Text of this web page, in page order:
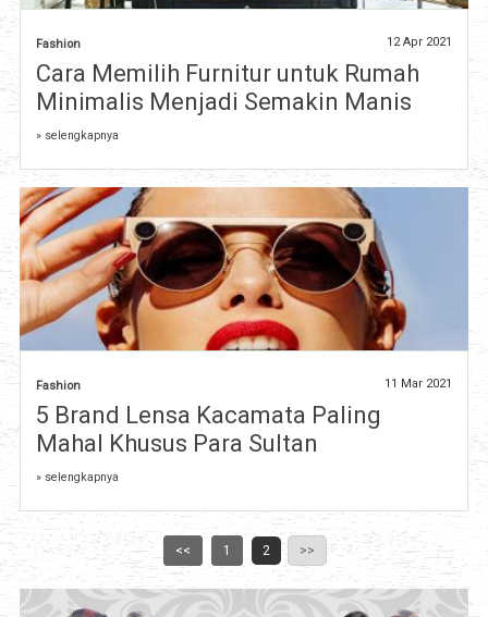
Fashion 12 Apr 2021
Cara Memilih Furnitur untuk Rumah
Minimalis Menjadi Semakin Manis
» selengkapnya
Fashion 11 Mar 2021
5 Brand Lensa Kacamata Paling
Mahal Khusus Para Sultan
» selengkapnya
<< 1 2 >>